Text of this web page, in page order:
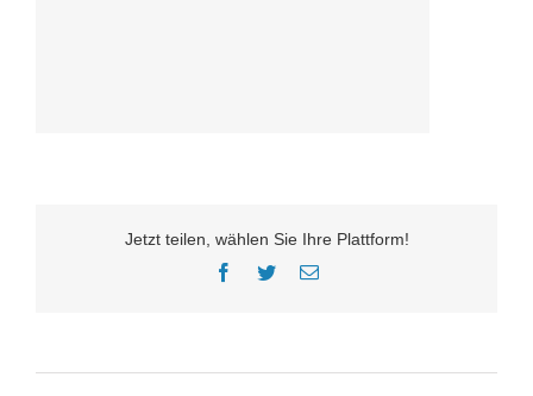
Jetzt teilen, wählen Sie Ihre Plattform!
Facebook
TwitterE-